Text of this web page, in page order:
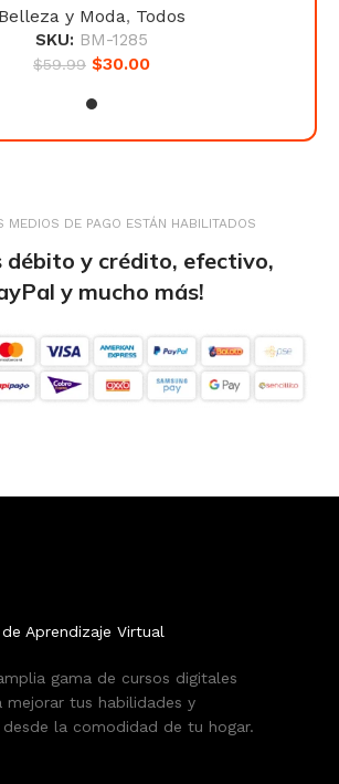
Belleza y Moda, Todos
SKU: BM-1285
$59.99 $30.00
MEDIOS DE PAGO ESTÁN HABILITADOS
débito y crédito, efectivo,
y mucho más!
Aprendizaje Virtual
gama de cursos digitales
mejorar tus habilidades y
la comodidad de tu hogar.